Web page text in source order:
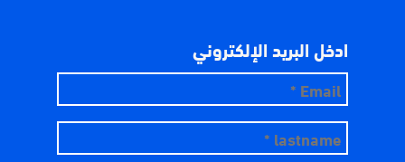
ادخل البريد الإلكتروني